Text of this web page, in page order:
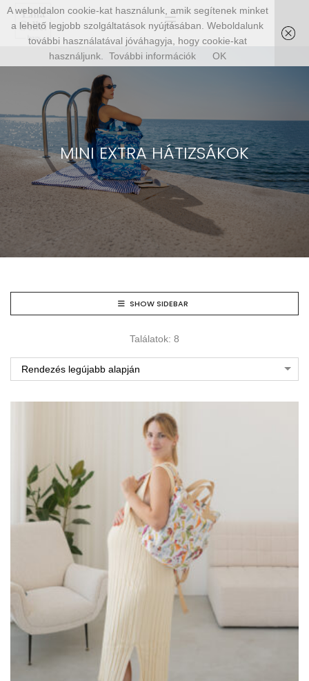
MINI EXTRA HÁTIZSÁKOK
SHOW SIDEBAR
Találatok: 8
Rendezés legújabb alapján
A weboldalon cookie-kat használunk, amik segítenek minket
a lehető legjobb szolgáltatások nyújtásában. Weboldalunk
további használatával jóváhagyja, hogy cookie-kat
használjunk.
További információk OK